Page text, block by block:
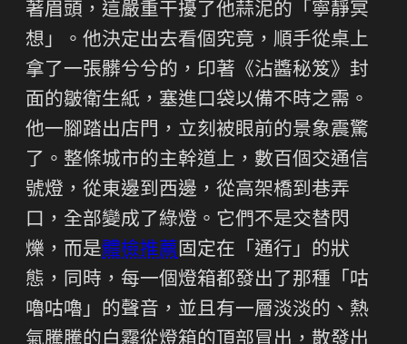
著眉頭，這嚴重干擾了他蒜泥的「寧靜冥
想」。他決定出去看個究竟，順手從桌上
拿了一張髒兮兮的，印著《沾醬秘笈》封
面的皺衛生紙，塞進口袋以備不時之需。
他一腳踏出店門，立刻被眼前的景象震驚
了。整條城市的主幹道上，數百個交通信
號燈，從東邊到西邊，從高架橋到巷弄
口，全部變成了綠燈。它們不是交替閃
爍，而是體檢推薦固定在「通行」的狀
態，同時，每一個燈箱都發出了那種「咕
嚕咕嚕」的聲音，並且有一層淡淡的、熱